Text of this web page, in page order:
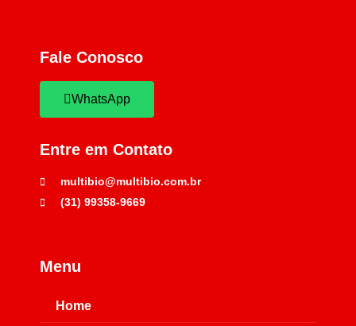
Fale Conosco
WhatsApp
Entre em Contato
multibio@multibio.com.br
(31) 99358-9669
Menu
Home